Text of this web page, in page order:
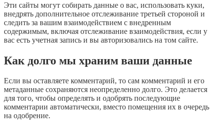
Эти сайты могут собирать данные о вас, использовать куки,
внедрять дополнительное отслеживание третьей стороной и
следить за вашим взаимодействием с внедренным
содержимым, включая отслеживание взаимодействия, если у
вас есть учетная запись и вы авторизовались на том сайте.
Как долго мы храним ваши данные
Если вы оставляете комментарий, то сам комментарий и его
метаданные сохраняются неопределенно долго. Это делается
для того, чтобы определять и одобрять последующие
комментарии автоматически, вместо помещения их в очередь
на одобрение.